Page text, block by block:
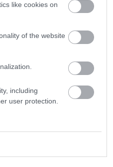
like cookies on
of the website
including
user protection.
στο υπουργείο
- Πού θα κάνετε
ευρώ από το 2027